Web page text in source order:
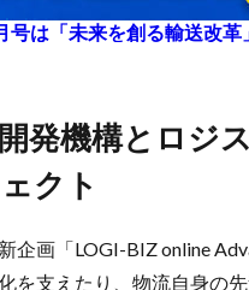
号は「未来を創る輸送改
クト
企画「LOGI-BIZ online
を支えたり、物流自身の